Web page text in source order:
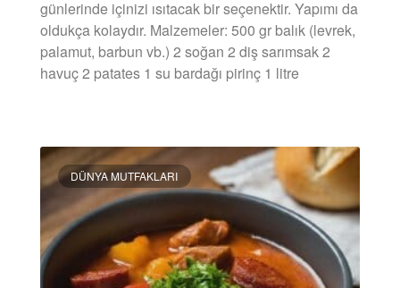
günlerinde içinizi ısıtacak bir seçenektir. Yapımı da
oldukça kolaydır. Malzemeler: 500 gr balık (levrek,
palamut, barbun vb.) 2 soğan 2 diş sarımsak 2
havuç 2 patates 1 su bardağı pirinç 1 litre
DÜNYA MUTFAKLARI